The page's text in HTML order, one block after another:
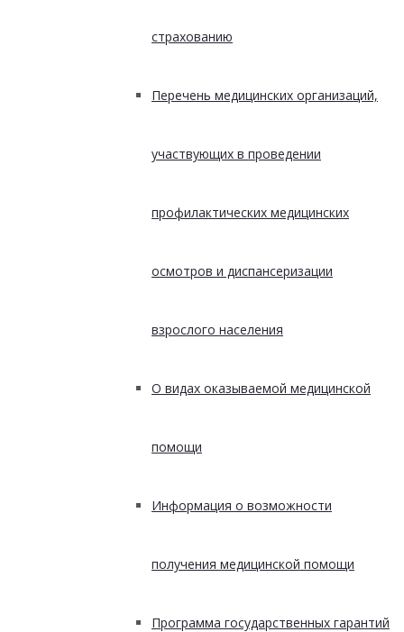
страхованию
Перечень медицинских организаций,
участвующих в проведении
профилактических медицинских
осмотров и диспансеризации
взрослого населения
О видах оказываемой медицинской
помощи
Информация о возможности
получения медицинской помощи
Программа государственных гарантий